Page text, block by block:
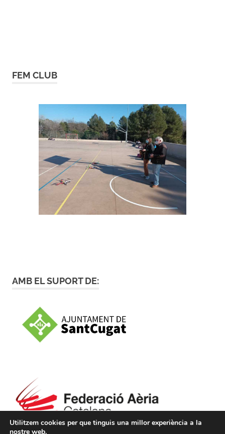
FEM CLUB
AMB EL SUPORT DE:
Utilitzem cookies per que tinguis una millor experiència a la
nostre web.